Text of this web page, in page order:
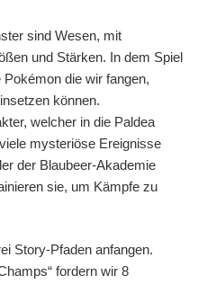
sind Wesen, mit
und Stärken. In dem Spiel
die wir fangen,
können.
welcher in die Paldea
mysteriöse Ereignisse
der Blaubeer-Akademie
sie, um Kämpfe zu
Story-Pfaden anfangen.
fordern wir 8